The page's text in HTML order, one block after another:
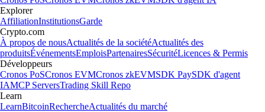
Explorer
AffiliationInstitutionsGarde
Crypto.com
À propos de nousActualités de la sociétéActualités des
produitsÉvénementsEmploisPartenairesSécuritéLicences & Permis
Développeurs
Cronos PoSCronos EVMCronos zkEVMSDK PaySDK d'agent
IAMCP ServersTrading Skill Repo
Learn
LearnBitcoinRechercheActualités du marché